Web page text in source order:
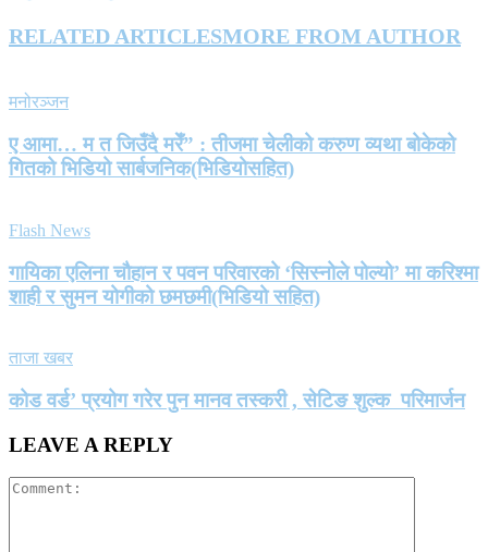
RELATED ARTICLESMORE FROM AUTHOR
मनोरञ्जन
ए आमा… म त जिउँदै मरेँ” : तीजमा चेलीको करुण व्यथा बोकेको
गितको भिडियो सार्बजनिक(भिडियोसहित)
Flash News
गायिका एलिना चौहान र पवन परिवारको ‘सिस्नोले पोल्यो’ मा करिश्मा
शाही र सुमन योगीको छमछमी(भिडियो सहित)
ताजा खबर
कोड वर्ड’ प्रयोग गरेर पुन मानव तस्करी , सेटिङ शुल्क परिमार्जन
LEAVE A REPLY